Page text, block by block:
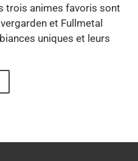
trois animes favoris sont
et Fullmetal
uniques et leurs